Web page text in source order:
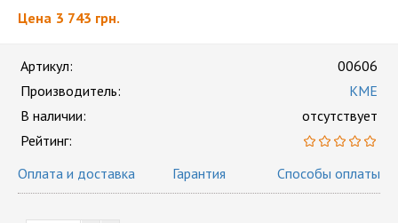
Цена 3 743 грн.
Артикул:
00606
Производитель:
KME
В наличии:
отсутствует
Рейтинг:
Оплата и доставка
Гарантия Способы оплаты